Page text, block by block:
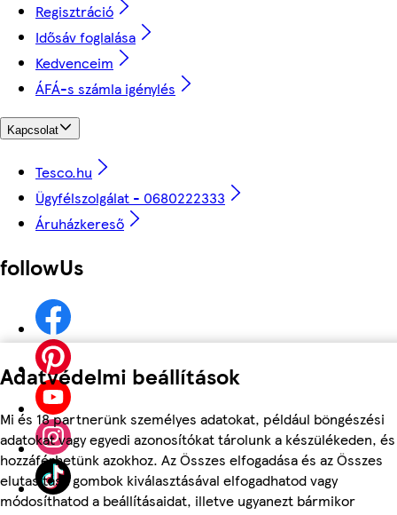
Adatvédelmi beállítások
Mi és 18 partnerünk személyes adatokat, például böngészési
adatokat vagy egyedi azonosítókat tárolunk a készülékeden, és
hozzáférhetünk azokhoz. Az Összes elfogadása és az Összes
elutasítása gombok kiválasztásával elfogadhatod vagy
módosíthatod a beállításaidat, illetve ugyanezt bármikor
Regisztráció
Idősáv foglalása
Kedvenceim
ÁFÁ-s számla igénylés
Kapcsolat
Tesco.hu
Ügyfélszolgálat - 0680222333
Áruházkereső
followUs